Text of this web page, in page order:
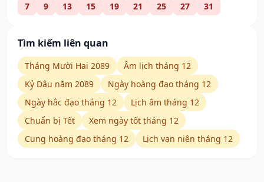
7 9 13 15 19 21 25 27 31
Tìm kiếm liên quan
Tháng Mười Hai 2089
Âm lịch tháng 12
Kỷ Dậu năm 2089
Ngày hoàng đạo tháng 12
Ngày hắc đạo tháng 12
Lịch âm tháng 12
Chuẩn bị Tết
Xem ngày tốt tháng 12
Cung hoàng đạo tháng 12
Lịch vạn niên tháng 12